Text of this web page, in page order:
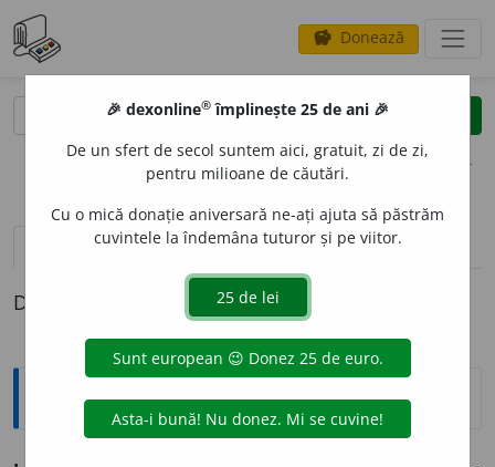
savings Donează
clear
opțiuni
definiții (1) pronunțievolume_up (50)
Definiția cu ID-ul 918459:
Explicative DEX
🎉 dexonline® împlinește 25 de ani 🎉
De un sfert de secol suntem aici, gratuit, zi de zi,
pentru milioane de căutări.
Cu o mică donație aniversară ne-ați ajuta să păstrăm
cuvintele la îndemâna tuturor și pe viitor.